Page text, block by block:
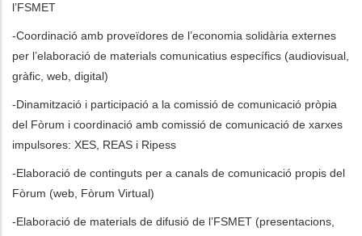
l’FSMET
-Coordinació amb proveïdores de l’economia solidària externes
per l’elaboració de materials comunicatius específics (audiovisual,
gràfic, web, digital)
-Dinamització i participació a la comissió de comunicació pròpia
del Fòrum i coordinació amb comissió de comunicació de xarxes
impulsores: XES, REAS i Ripess
-Elaboració de continguts per a canals de comunicació propis del
Fòrum (web, Fòrum Virtual)
-Elaboració de materials de difusió de l’FSMET (presentacions,